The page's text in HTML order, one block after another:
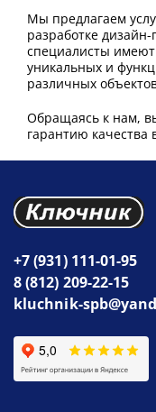
Мы предлагаем
разработке
специалисты
уникальных и
различных
Обращаясь к нам,
гарантию
+7 (931) 111-01-95
8 (812) 209-22-15
kluchnik-